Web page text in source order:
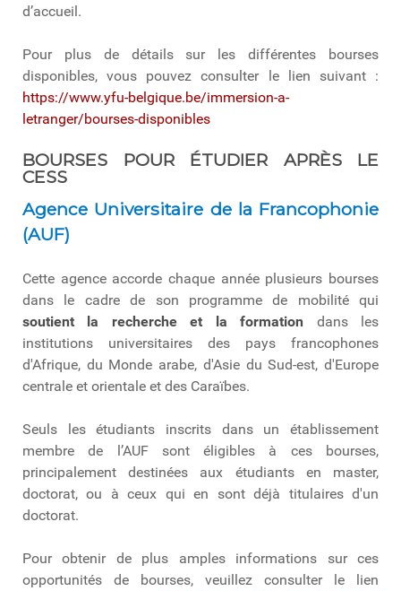
d’accueil.
Pour plus de détails sur les différentes bourses
disponibles, vous pouvez consulter le lien suivant :
https://www.yfu-belgique.be/immersion-a-
letranger/bourses-disponibles
BOURSES POUR ÉTUDIER APRÈS LE
CESS
Agence Universitaire de la Francophonie
(AUF)
Cette agence accorde chaque année plusieurs bourses
dans le cadre de son programme de mobilité qui
soutient la recherche et la formation dans les
institutions universitaires des pays francophones
d'Afrique, du Monde arabe, d'Asie du Sud-est, d'Europe
centrale et orientale et des Caraïbes.
Seuls les étudiants inscrits dans un établissement
membre de l’AUF sont éligibles à ces bourses,
principalement destinées aux étudiants en master,
doctorat, ou à ceux qui en sont déjà titulaires d'un
doctorat.
Pour obtenir de plus amples informations sur ces
opportunités de bourses, veuillez consulter le lien